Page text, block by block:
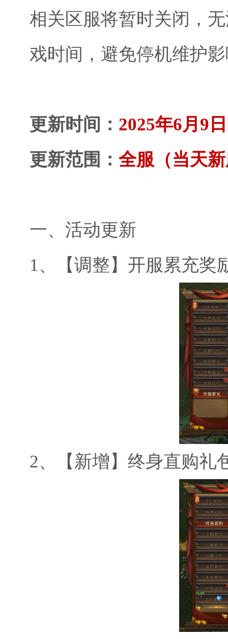
相关区服将暂时关闭，
戏时间，避免停机维护
更新时间： 2025年6月9
更新范围： 全服（当天
一、 活动更新
1、
【调整】开服累充
2、 【新增】终身直购